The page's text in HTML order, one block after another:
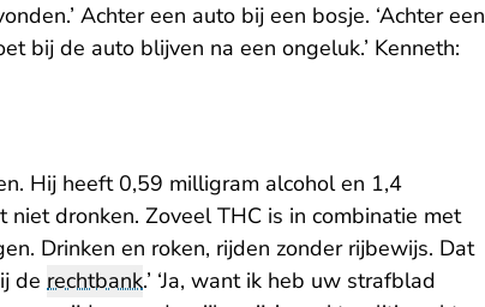
Achter een auto bij een bosje. ‘Achter een
bij de auto blijven na een ongeluk.’ Kenneth:
Hij heeft 0,59 milligram alcohol en 1,4
dronken. Zoveel THC is in combinatie met
Drinken en roken, rijden zonder rijbewijs. Dat
de rechtbank.’ ‘Ja, want ik heb uw strafblad